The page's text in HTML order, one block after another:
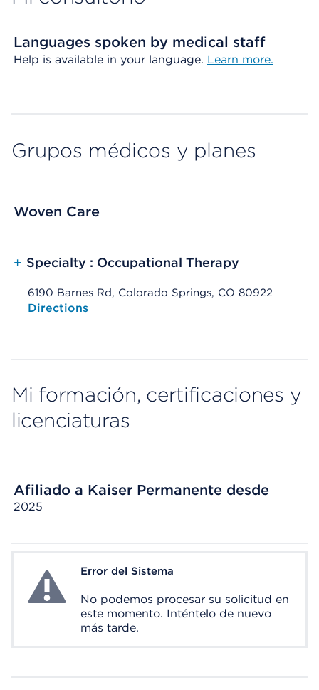
Languages spoken by medical staff
Help is available in your language. Learn more.
Grupos médicos y planes
Woven Care
+ Specialty : Occupational Therapy
6190 Barnes Rd, Colorado Springs, CO 80922
Opens native map application on mobile devices
Directions
Mi formación, certificaciones y
licenciaturas
Afiliado a Kaiser Permanente desde
2025
System ErrorError del Sistema
No podemos procesar su solicitud en
este momento. Inténtelo de nuevo
más tarde.